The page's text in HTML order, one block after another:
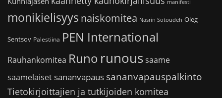
manifesti
monikielisyys naiskomitea Nasrin Sotoudeh Oleg
Sentsov Palestiina PEN International
Rauhankomitea Runo runoussaame
saamelaiset sananvapaus sananvapauspalkinto
Tietokirjoittajien ja tutkijoiden komitea